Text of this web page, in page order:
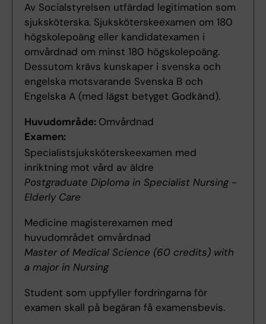
Av Socialstyrelsen utfärdad legitimation som
sjuksköterska. Sjuksköterskeexamen om 180
högskolepoäng eller kandidatexamen i
omvårdnad om minst 180 högskolepoäng.
Dessutom krävs kunskaper i svenska och
engelska motsvarande Svenska B och
Engelska A (med lägst betyget Godkänd).
Huvudområde: Omvårdnad
Examen:
Specialistsjuksköterskeexamen med
inriktning mot vård av äldre
Postgraduate Diploma in Specialist Nursing -
Elderly Care
Medicine magisterexamen med
huvudområdet omvårdnad
Master of Medical Science (60 credits) with
a major in Nursing
Student som uppfyller fordringarna för
examen skall på begäran få examensbevis.